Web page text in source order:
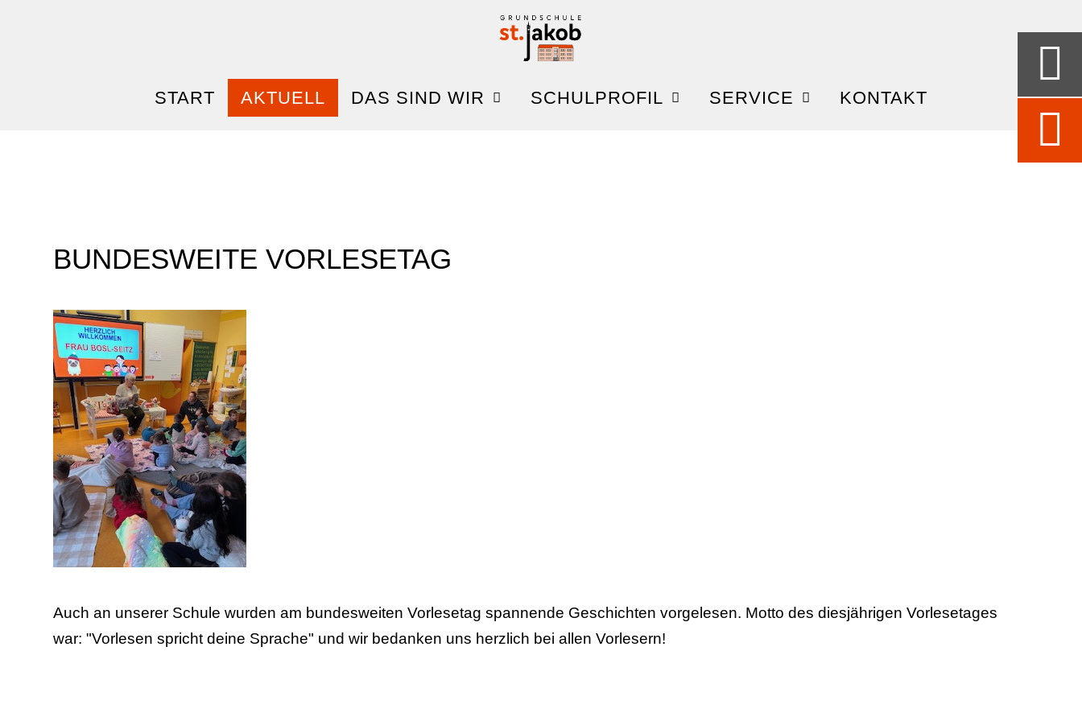
START AKTUELL DAS SIND WIR SCHULPROFIL SERVICE KONTAKT
BUNDESWEITE VORLESETAG
Auch an unserer Schule wurden am bundesweiten Vorlesetag spannende Geschichten vorgelesen. Motto des diesjährigen Vorlesetages
war: "Vorlesen spricht deine Sprache" und wir bedanken uns herzlich bei allen Vorlesern!